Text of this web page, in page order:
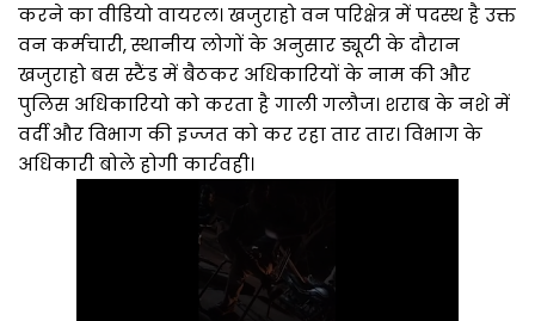
करने का वीडियो वायरल। खजुराहो वन परिक्षेत्र में पदस्थ है उक्त
वन कर्मचारी, स्थानीय लोगों के अनुसार ड्यूटी के दौरान
खजुराहो बस स्टैंड में बैठकर अधिकारियों के नाम की और
पुलिस अधिकारियो को करता है गाली गलौज। शराब के नशे में
वर्दी और विभाग की इज्जत को कर रहा तार तार। विभाग के
अधिकारी बोले होगी कार्रवही।